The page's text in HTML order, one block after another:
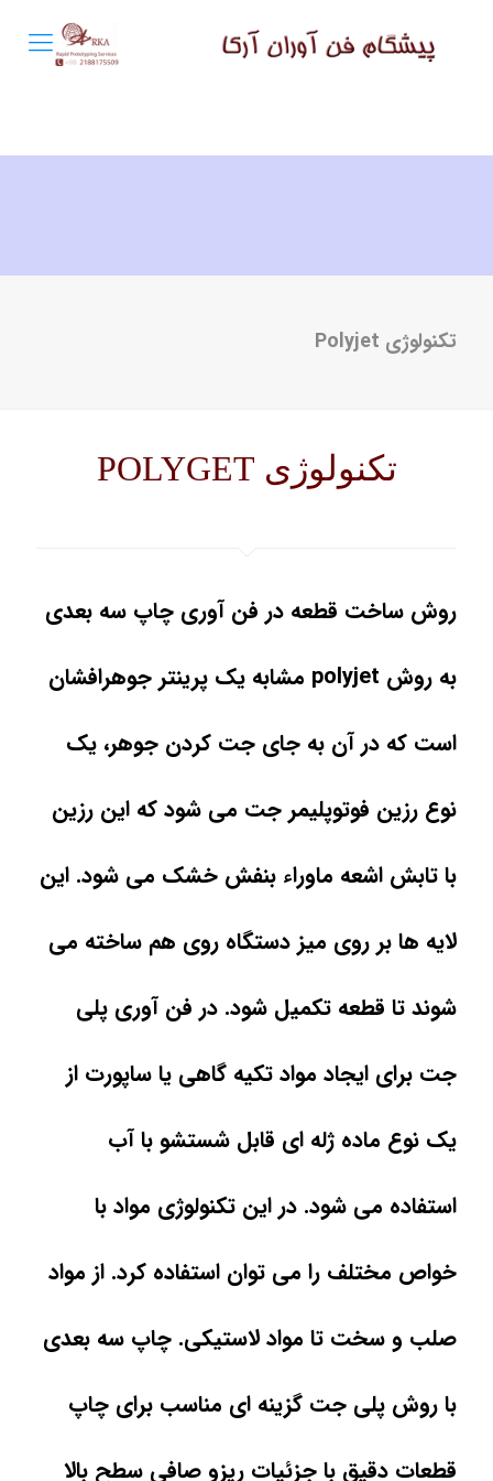
تکنولوژی Polyjet
تکنولوژی POLYGET
روش ساخت قطعه در فن آوری چاپ سه بعدی
به روش polyjet مشابه یک پرینتر جوهرافشان
است که در آن به جای جت کردن جوهر، یک
نوع رزین فوتوپلیمر جت می شود که این رزین
با تابش اشعه ماوراء بنفش خشک می شود. این
لایه ها بر روی میز دستگاه روی هم ساخته می
شوند تا قطعه تکمیل شود. در فن آوری پلی
جت برای ایجاد مواد تکیه گاهی یا ساپورت از
یک نوع ماده ژله ای قابل شستشو با آب
استفاده می شود. در این تکنولوژی مواد با
خواص مختلف را می توان استفاده کرد. از مواد
صلب و سخت تا مواد لاستیکی. چاپ سه بعدی
با روش پلی جت گزینه ای مناسب برای چاپ
قطعات دقیق با جزئیات ریزو صافی سطح بالا